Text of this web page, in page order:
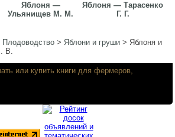
Яблоня —
Ульянищев М. М.
Яблоня — Тарасенко
Г. Г.
Плодоводство > Яблони и груши >Яблоня и
В.
или купить книги для фермеров,